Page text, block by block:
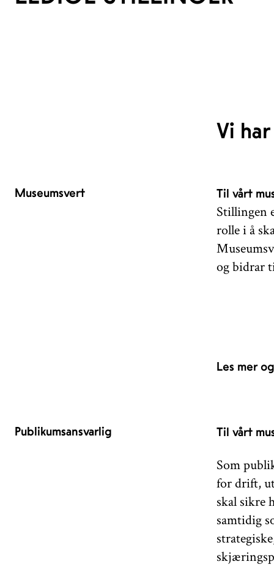
Vi
Museumsvert Til vårt
Stillingen
rolle i å
og bidrar
Les mer
Publikumsansvarlig Til vårt
Som
for drift,
skal sikre
samtidig